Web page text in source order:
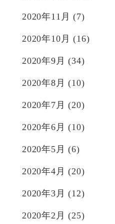
2020年11月 (7)
2020年10月 (16)
2020年9月 (34)
2020年8月 (10)
2020年7月 (20)
2020年6月 (10)
2020年5月 (6)
2020年4月 (20)
2020年3月 (12)
2020年2月 (25)